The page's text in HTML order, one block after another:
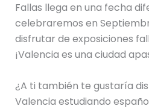
Fallas llega en una fecha
celebraremos en
disfrutar de exposiciones
¡Valencia es una ciudad
¿A ti también te gustaría
Valencia estudiando